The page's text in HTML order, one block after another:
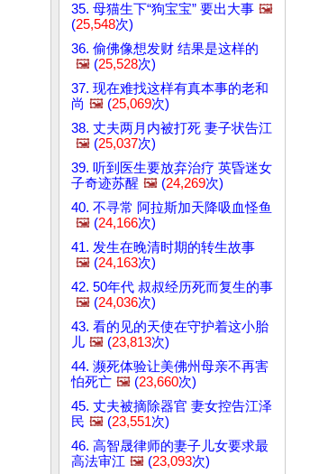
35. 母猫生下“狗宝宝” 要出大事 🖼️
(25,548次)
36. 偷佛像想发财 结果是这样的
🖼️ (25,528次)
37. 现在难找这样有真本事的老和
尚 🖼️ (25,069次)
38. 丈夫两月内被打死 妻子状告江
🖼️ (25,037次)
39. 听到医生要放弃治疗 英昏迷女
子奇迹苏醒 🖼️ (24,269次)
40. 不寻常 阿拉斯加天降吸血怪鱼
🖼️ (24,166次)
41. 发生在晚清时期的转生故事
🖼️ (24,163次)
42. 50年代 叔叔经历死而复生的事
🖼️ (24,036次)
43. 看的见的天使在守护着这小胎
儿 🖼️ (23,813次)
44. 濒死体验让美佛州母亲不再害
怕死亡 🖼️ (23,660次)
45. 丈夫被摘除器官 妻女控告江泽
民 🖼️ (23,551次)
46. 高智晟律师的妻子儿女要求最
高法审江 🖼️ (23,093次)